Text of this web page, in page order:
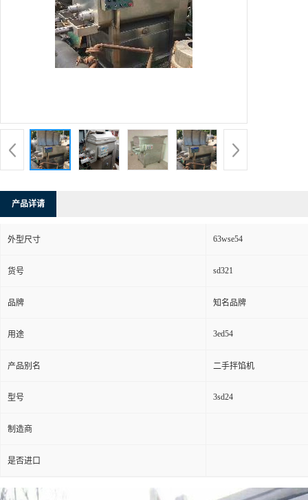
产品详请
外型尺寸 63wse54
货号 sd321
品牌 知名品牌
用途 3ed54
产品别名 二手拌馅机
型号 3sd24
制造商
是否进口